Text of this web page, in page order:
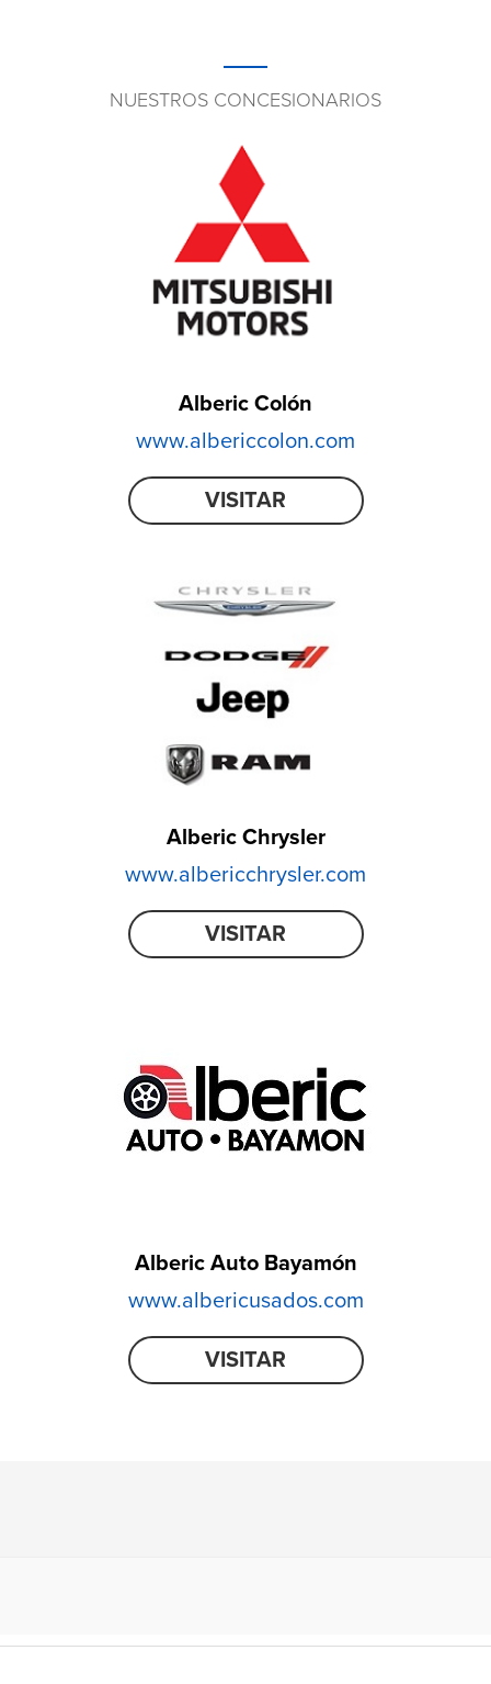
NUESTROS CONCESIONARIOS
Alberic Colón
www.albericcolon.com
VISITAR
Alberic Chrysler
www.albericchrysler.com
VISITAR
Alberic Auto Bayamón
www.albericusados.com
VISITAR